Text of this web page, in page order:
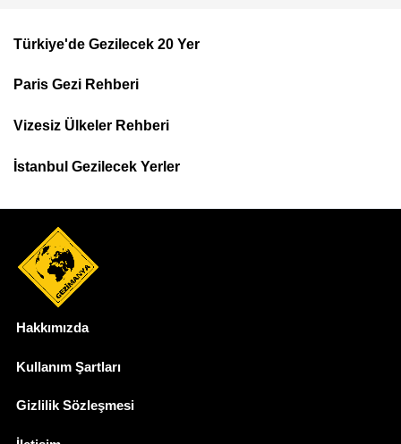
Footer
Top
Menu
Türkiye'de Gezilecek 20 Yer
Paris Gezi Rehberi
Vizesiz Ülkeler Rehberi
İstanbul Gezilecek Yerler
Hakkımızda
Kullanım Şartları
Gizlilik Sözleşmesi